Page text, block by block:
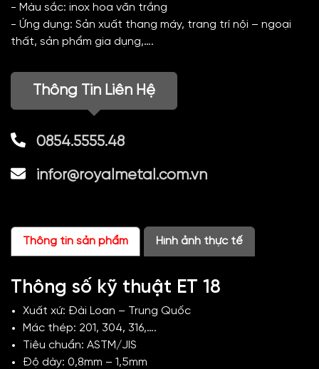
- Màu sắc: inox hoa văn trắng
- Ứng dụng: Sản xuất thang máy, trang trí nội – ngoại
thất, sản phẩm gia dụng,….
Thông Tin Liên Hệ
0854.5555.48
infor@royalmetal.com.vn
Thông tin sản phẩm Hình ảnh thực tế
Thông số kỹ thuật ET 18
Xuất xứ: Đài Loan – Trung Quốc
Mác thép: 201, 304, 316,….
Tiêu chuẩn: ASTM/JIS
Độ dày: 0,8mm – 1,5mm